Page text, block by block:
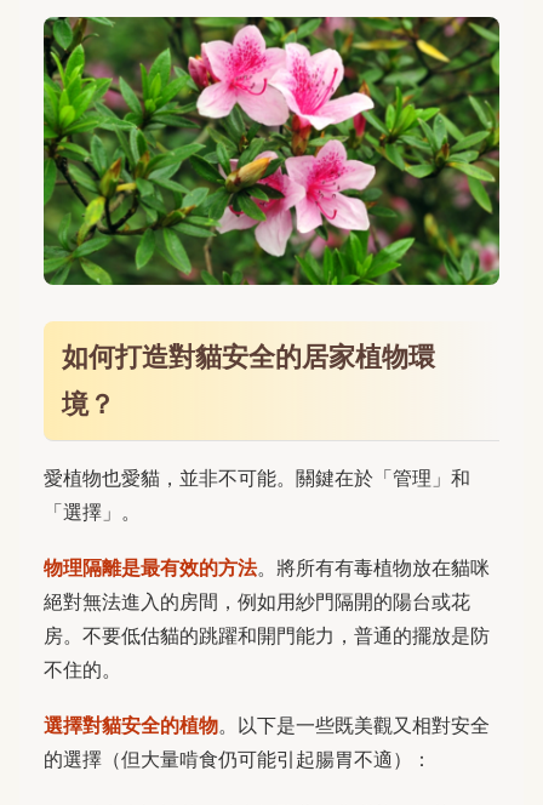
如何打造對貓安全的居家植物環
境？
愛植物也愛貓，並非不可能。關鍵在於「管理」和
「選擇」。
物理隔離是最有效的方法。將所有有毒植物放在貓咪
絕對無法進入的房間，例如用紗門隔開的陽台或花
房。不要低估貓的跳躍和開門能力，普通的擺放是防
不住的。
選擇對貓安全的植物。以下是一些既美觀又相對安全
的選擇（但大量啃食仍可能引起腸胃不適）：